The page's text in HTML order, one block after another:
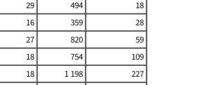
29 494
18
16 359
28
27 820
59
18 754
109
18 1 198 227